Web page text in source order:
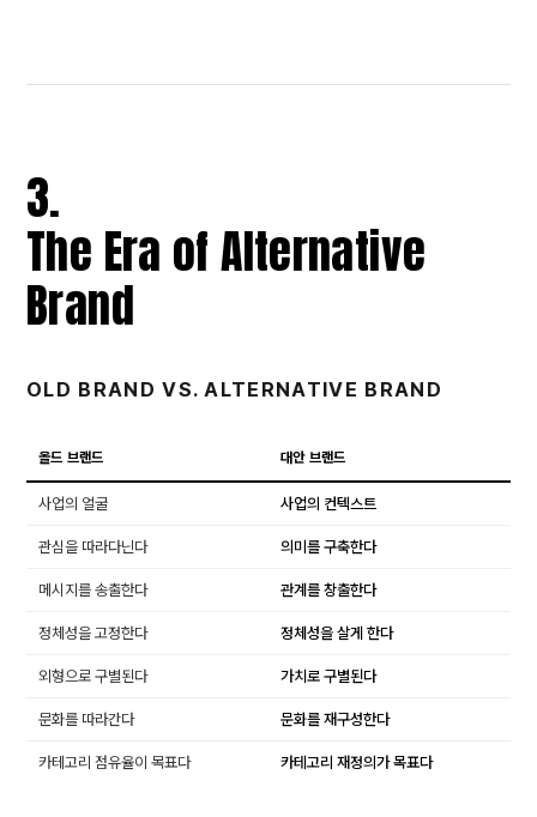
3.
The Era of Alternative
Brand
OLD BRAND VS. ALTERNATIVE BRAND
올드 브랜드 대안 브랜드
사업의 얼굴 사업의 컨텍스트
관심을 따라다닌다 의미를 구축한다
메시지를 송출한다 관계를 창출한다
정체성을 고정한다 정체성을 살게 한다
외형으로 구별된다 가치로 구별된다
문화를 따라간다 문화를 재구성한다
카테고리 점유율이 목표다 카테고리 재정의가 목표다